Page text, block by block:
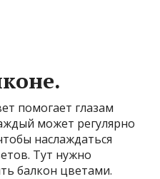
помогает глазам
может регулярно
наслаждаться
Тут нужно
балкон цветами.